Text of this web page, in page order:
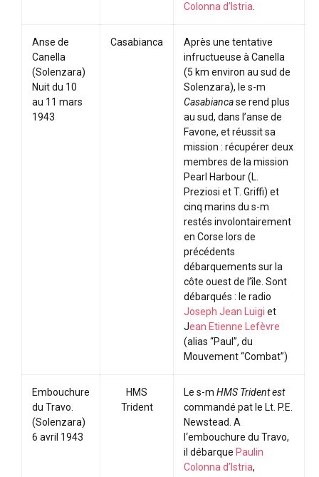
Colonna d’Istria
Anse de
Canella
(Solenzara)
Nuit du 10
au 11 mars
1943
Casabianca
Après une tentative
infructueuse à Canella
(5 km environ au sud de
Solenzara), le s-m
Casabiancase rend plus
au sud, dans l’anse de
Favone, et réussit sa
mission : récupérer deux
membres de la mission
Pearl Harbour (L.
Preziosi et T. Griffi) et
cinq marins du s-m
restés involontairement
en Corse lors de
précédents
débarquements sur la
côte ouest de l’île. Sont
débarqués : le radio
Joseph Jean Luigi et
Jean Etienne Lefèvre
(alias “Paul”, du
Mouvement “Combat”)
Embouchure
du Travo.
(Solenzara)
6 avril 1943
HMS
Trident
Le s-m HMS Trident est
commandé pat le Lt. P.E.
Newstead. A
l‘embouchure du Travo,
il débarque Paulin
Colonna d’Istria,